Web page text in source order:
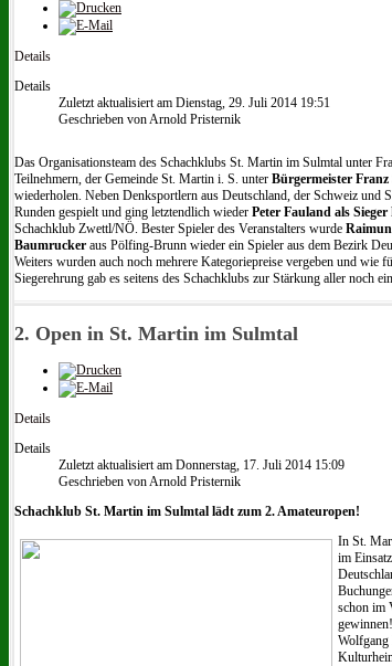
Details
Details
Zuletzt aktualisiert am Dienstag, 29. Juli 2014 19:51
Geschrieben von Arnold Pristernik
Das Organisationsteam des Schachklubs St. Martin im Sulmtal unter
Teilnehmern, der Gemeinde St. Martin i. S. unter Bürgermeister Franz
wiederholen. Neben Denksportlern aus Deutschland, der Schweiz und
Runden gespielt und ging letztendlich wieder Peter Fauland als Sieger
Schachklub Zwettl/NÖ. Bester Spieler des Veranstalters wurde
Baumrucker aus Pölfing-Brunn wieder ein Spieler aus dem Bezirk
Weiters wurden auch noch mehrere Kategoriepreise vergeben und
Siegerehrung gab es seitens des Schachklubs zur Stärkung aller noch
2. Open in St. Martin im Sulmtal
Details
Details
Zuletzt aktualisiert am Donnerstag, 17. Juli 2014 15:09
Geschrieben von Arnold Pristernik
Schachklub St. Martin im Sulmtal lädt zum 2. Amateuropen!
In St.
im
schon im
Wolfgang